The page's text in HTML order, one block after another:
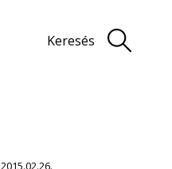
Keresés
2015.02.26.